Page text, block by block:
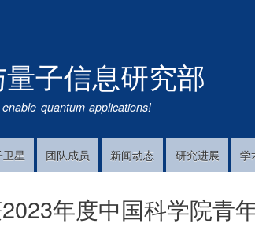
子信息研究部
quantum applications!
星 团队成员 新闻动态 研究进展 学
年度中国科学院青